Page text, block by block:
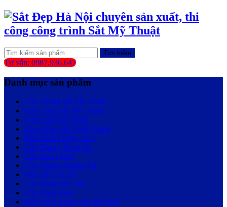
Tìm kiếm
Tư vấn: 0987.936.647
Danh mục sản phẩm
Cầu Thang Sắt Mỹ Thuật
Ban Công Sắt Mỹ Thuật
Cổng Sắt Mỹ Thuật
Hàng Rào Sắt Nghệ Thuật
Mái Kính Cường Lực
Cầu Thang Xoắn Ốc
Cầu thang kính
Cầu Thang Xương Cá
Hoa Sắt Cửa Sổ
Cầu thang dây cáp
Cầu thang inox
Biển hiệu quảng cáo mỹ thuật